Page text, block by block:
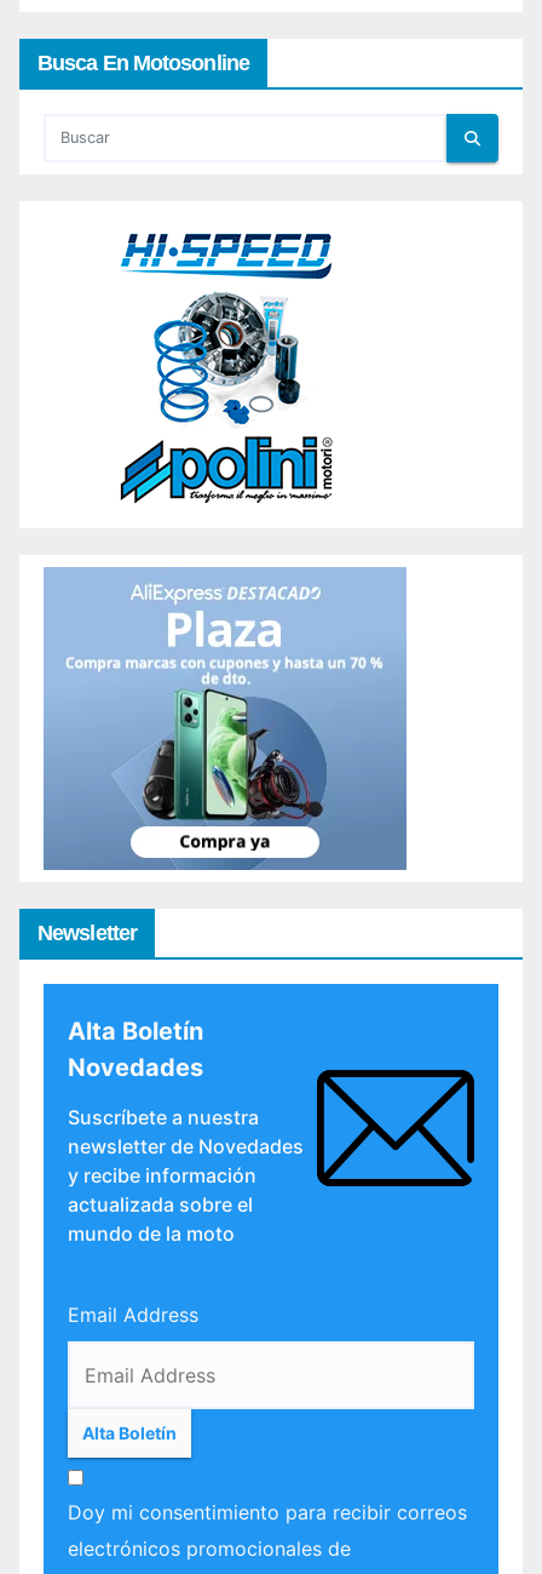
Busca En Motosonline
Newsletter
Alta Boletín
Novedades
Suscríbete a nuestra
newsletter de Novedades
y recibe información
actualizada sobre el
mundo de la moto
Email Address
Doy mi consentimiento para recibir correos
electrónicos promocionales de